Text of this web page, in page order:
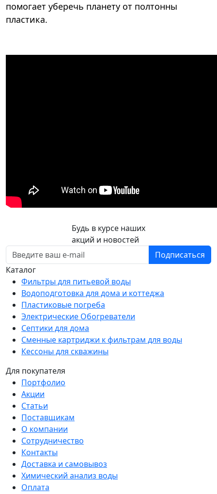
помогает уберечь планету от полтонны
пластика.
Будь в курсе наших
акций и новостей
Подписаться
Каталог
Фильтры для питьевой воды
Водоподготовка для дома и коттеджа
Пластиковые погреба
Электрические Обогреватели
Септики для дома
Сменные картриджи к фильтрам для воды
Кессоны для скважины
Для покупателя
Портфолио
Акции
Статьи
Поставщикам
О компании
Сотрудничество
Контакты
Доставка и самовывоз
Химический анализ воды
Оплата